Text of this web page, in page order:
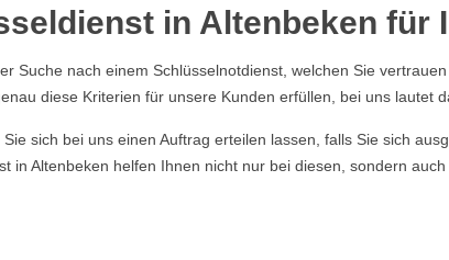
in Altenbeken für
Suche nach einem Schlüsselnotdienst, welchen Sie
diese Kriterien für unsere Kunden erfüllen, bei uns lautet
Sie sich bei uns einen Auftrag erteilen lassen, falls Sie sich
in Altenbeken helfen Ihnen nicht nur bei diesen, sondern